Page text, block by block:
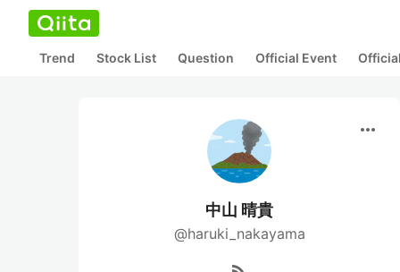
Trend Stock List Question Official Event
more_horiz
中山 晴貴
@haruki_nakayama